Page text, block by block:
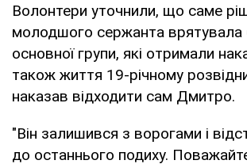
Волонтери уточнили, що саме
молодшого сержанта врятувала
основної групи, які отримали
також життя 19-річному
наказав відходити сам Дмитро.
"Він залишився з ворогами і
до останнього подиху.